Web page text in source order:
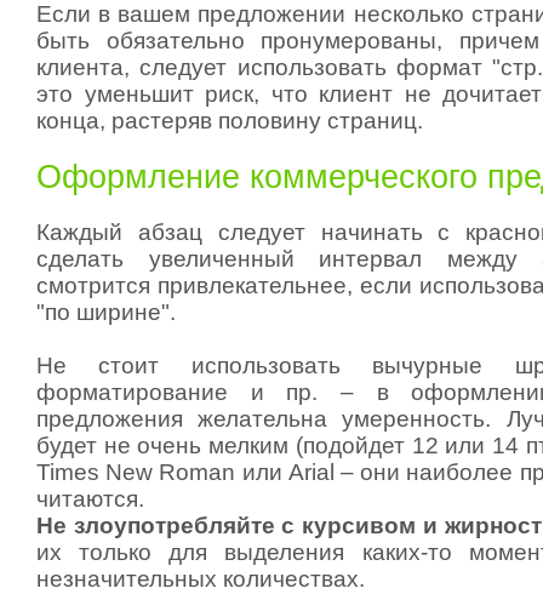
Если в вашем предложении несколько
быть обязательно пронумерованы,
клиента, следует использовать формат
это уменьшит риск, что клиент не
конца, растеряв половину страниц.
Оформление коммерческого
Каждый абзац следует начинать с
сделать увеличенный интервал между
смотрится привлекательнее, если
"по ширине".
Не стоит использовать вычурные
форматирование и пр. – в оформлении
предложения желательна умеренность.
будет не очень мелким (подойдет 12 или 14
Times New Roman или Arial – они наиболее
читаются.
Не злоупотребляйте с курсивом и
их только для выделения каких-то
незначительных количествах.